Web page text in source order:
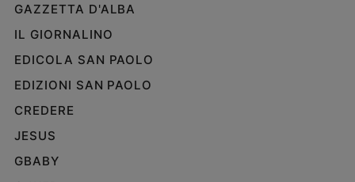
GAZZETTA D'ALBA
IL GIORNALINO
EDICOLA SAN PAOLO
EDIZIONI SAN PAOLO
CREDERE
JESUS
GBABY